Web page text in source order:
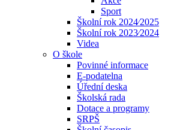
Sport
Školní rok 2024⁄2025
Školní rok 2023⁄2024
Videa
O škole
Povinné informace
E-podatelna
Úřední deska
Školská rada
Dotace a programy
SRPŠ